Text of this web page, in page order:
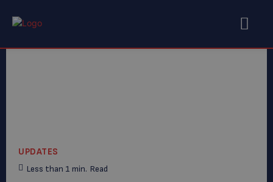
UPDATES
Less than 1 min. Read